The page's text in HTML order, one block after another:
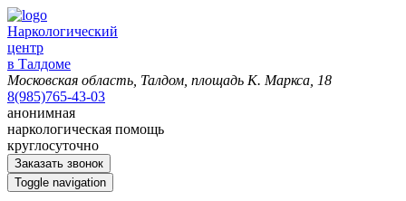
Наркологический
центр
в Талдоме
Московская область, Талдом, площадь К. Маркса, 18
8(985)765-43-03
анонимная
наркологическая помощь
круглосуточно
Заказать звонок
Toggle navigation